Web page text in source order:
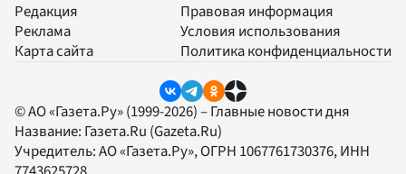
Редакция
Реклама
Карта сайта
Правовая информация
Условия использования
Политика конфиденциальности
© АО «Газета.Ру» (1999-2026) – Главные новости дня
Название: Газета.Ru (Gazeta.Ru)
Учредитель:АО «Газета.Ру», ОГРН 1067761730376, ИНН